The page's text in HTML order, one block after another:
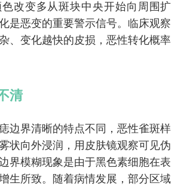
改变多从斑块中央开始向周围扩
是恶变的重要警示信号。临床观察
、变化越快的皮损，恶性转化概率
清
边界清晰的特点不同，恶性雀斑样
状向外浸润，用皮肤镜观察可见伪
界模糊现象是由于黑色素细胞在表
生所致。随着病情发展，部分区域